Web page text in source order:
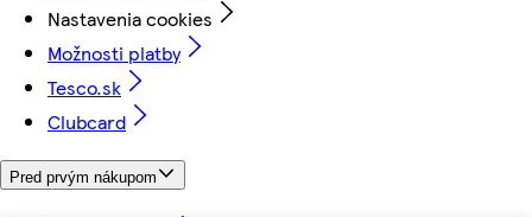
Nastavenia cookies
Možnosti platby
Tesco.sk
Clubcard
Pred prvým nákupom